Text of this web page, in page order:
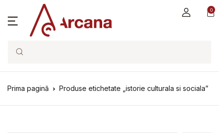
0
Search
Prima pagină Produse etichetate „istorie culturala si sociala”